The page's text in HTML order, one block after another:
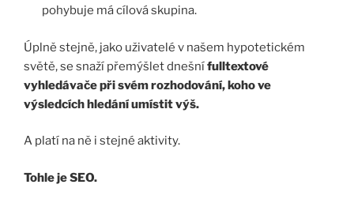
pohybuje má cílová skupina.
Úplně stejně, jako uživatelé v našem hypotetickém
světě, se snaží přemýšlet dnešnífulltextové
vyhledávačepři svém rozhodování, koho ve
výsledcích hledání umístit výš.
A platí na ně i stejné aktivity.
Tohle je SEO.